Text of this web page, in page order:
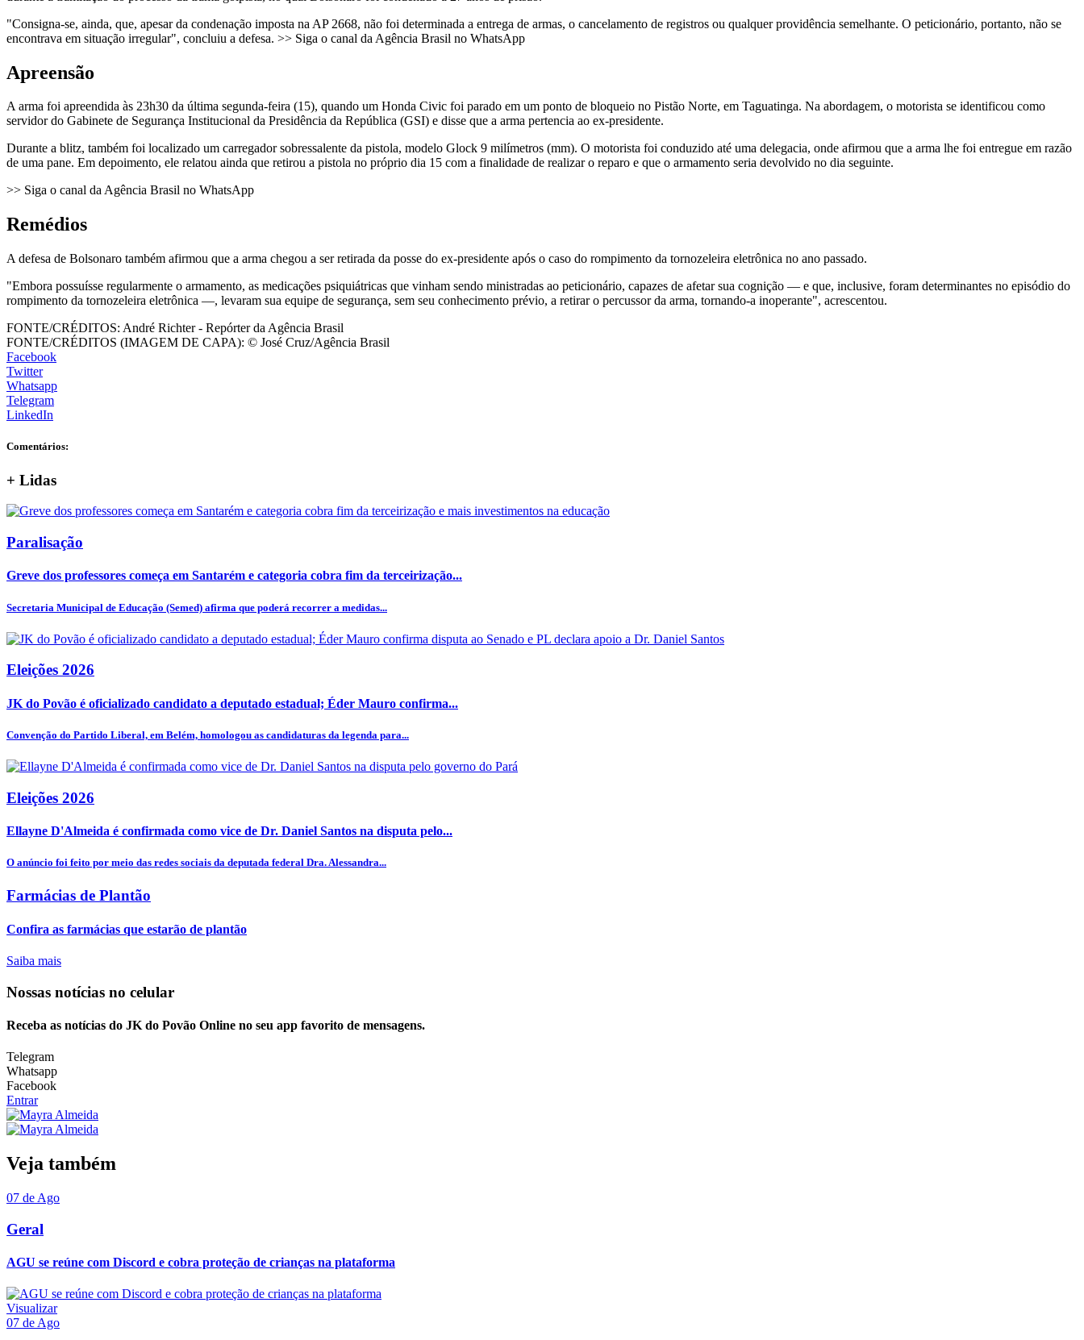
"Consigna-se, ainda, que, apesar da condenação imposta na AP 2668, não foi determinada a entrega de armas, o cancelamento de registros ou qualquer providência semelhante. O peticionário, portanto, não se
encontrava em situação irregular", concluiu a defesa. >> Siga o canal da Agência Brasil no WhatsApp
Apreensão
A arma foi apreendida às 23h30 da última segunda-feira (15), quando um Honda Civic foi parado em um ponto de bloqueio no Pistão Norte, em Taguatinga. Na abordagem, o motorista se identificou como
servidor do Gabinete de Segurança Institucional da Presidência da República (GSI) e disse que a arma pertencia ao ex-presidente.
Durante a blitz, também foi localizado um carregador sobressalente da pistola, modelo Glock 9 milímetros (mm). O motorista foi conduzido até uma delegacia, onde afirmou que a arma lhe foi entregue em razão
de uma pane. Em depoimento, ele relatou ainda que retirou a pistola no próprio dia 15 com a finalidade de realizar o reparo e que o armamento seria devolvido no dia seguinte.
>> Siga o canal da Agência Brasil no WhatsApp
Remédios
A defesa de Bolsonaro também afirmou que a arma chegou a ser retirada da posse do ex-presidente após o caso do rompimento da tornozeleira eletrônica no ano passado.
"Embora possuísse regularmente o armamento, as medicações psiquiátricas que vinham sendo ministradas ao peticionário, capazes de afetar sua cognição — e que, inclusive, foram determinantes no episódio do
rompimento da tornozeleira eletrônica —, levaram sua equipe de segurança, sem seu conhecimento prévio, a retirar o percussor da arma, tornando-a inoperante", acrescentou.
FONTE/CRÉDITOS: André Richter - Repórter da Agência Brasil
FONTE/CRÉDITOS (IMAGEM DE CAPA): © José Cruz/Agência Brasil
Facebook
Twitter
Whatsapp
Telegram
LinkedIn
Comentários:
+ Lidas
Paralisação
Greve dos professores começa em Santarém e categoria cobra fim da terceirização...
Secretaria Municipal de Educação (Semed) afirma que poderá recorrer a medidas...
Eleições 2026
JK do Povão é oficializado candidato a deputado estadual; Éder Mauro confirma...
Convenção do Partido Liberal, em Belém, homologou as candidaturas da legenda para...
Eleições 2026
Ellayne D'Almeida é confirmada como vice de Dr. Daniel Santos na disputa pelo...
O anúncio foi feito por meio das redes sociais da deputada federal Dra. Alessandra...
Farmácias de Plantão
Confira as farmácias que estarão de plantão
Saiba mais
Nossas notícias no celular
Receba as notícias do JK do Povão Online no seu app favorito de mensagens.
Telegram
Whatsapp
Facebook
Entrar
Veja também
07 de Ago
Geral
AGU se reúne com Discord e cobra proteção de crianças na plataforma
Visualizar
07 de Ago